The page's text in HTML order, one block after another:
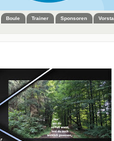
Boule Trainer Sponsoren